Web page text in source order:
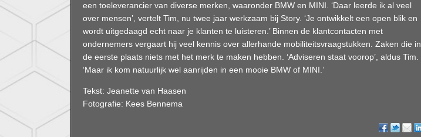
een toeleverancier van diverse merken, waaronder BMW en MINI. ‘Daar leerde ik al veel
over mensen’, vertelt Tim, nu twee jaar werkzaam bij Story. ‘Je ontwikkelt een open blik en
wordt uitgedaagd echt naar je klanten te luisteren.’ Binnen de klantcontacten met
ondernemers vergaart hij veel kennis over allerhande mobiliteitsvraagstukken. Zaken die in
de eerste plaats niets met het merk te maken hebben. ‘Adviseren staat voorop’, aldus Tim.
‘Maar ik kom natuurlijk wel aanrijden in een mooie BMW of MINI.’
Tekst: Jeanette van Haasen
Fotografie: Kees Bennema